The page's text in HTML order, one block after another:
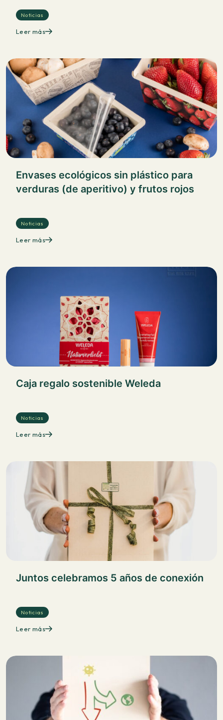
Noticias
Leer más
Envases ecológicos sin plástico para
verduras (de aperitivo) y frutos rojos
Noticias
Leer más
Caja regalo sostenible Weleda
Noticias
Leer más
Juntos celebramos 5 años de conexión
Noticias
Leer más